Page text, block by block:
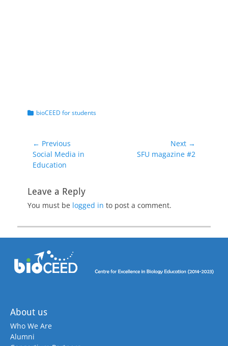
Categories
bioCEED for students
Post
navigation
← Previous
Previous
post:
Social Media in
Education
Next →
SFU magazine #2
Leave a Reply
You must be logged in to post a comment.
About us
Who We Are
Alumni